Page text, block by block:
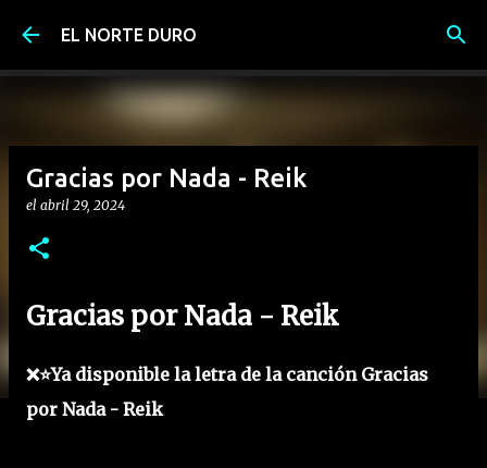
Ir al contenido principal
EL NORTE DURO
Gracias por Nada - Reik
el abril 29, 2024
Gracias por Nada - Reik
❌⭐Ya disponible la letra de la canción Gracias
por Nada - Reik